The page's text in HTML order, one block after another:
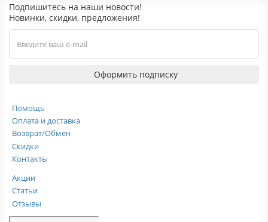
Подпишитесь на наши новости!
Новинки, скидки, предложения!
Оформить подписку
Помощь
Оплата и доставка
Возврат/Обмен
Скидки
Контакты
Акции
Статьи
Отзывы